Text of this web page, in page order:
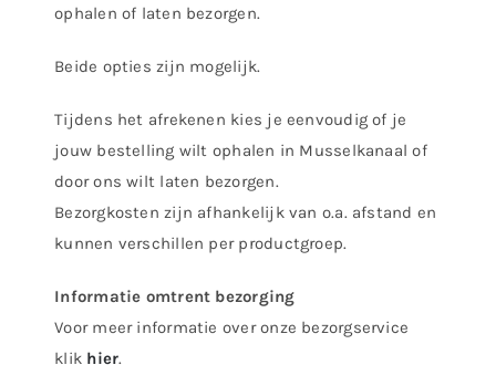
aantal
ophalen of laten bezorgen.
Beide opties zijn mogelijk.
Tijdens het afrekenen kies je eenvoudig of je
jouw bestelling wilt ophalen in Musselkanaal of
door ons wilt laten bezorgen.
Bezorgkosten zijn afhankelijk van o.a. afstand en
kunnen verschillen per productgroep.
Informatie omtrent bezorging
Voor meer informatie over onze bezorgservice
klik hier.